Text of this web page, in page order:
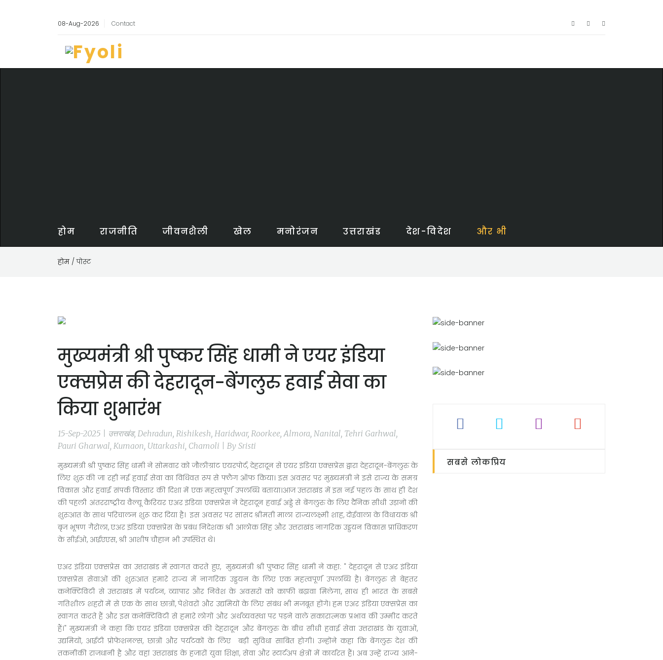
08-Aug-2026 Contact
होम राजनीति जीवनशैली खेल मनोरंजन उत्तराखंड देश-विदेश और भी
होम / पोस्ट
मुख्यमंत्री श्री पुष्कर सिंह धामी ने एयर इंडिया
एक्सप्रेस की देहरादून-बेंगलुरु हवाई सेवा का
किया शुभारंभ
15-Sep-2025 | उत्तराखंड, Dehradun, Rishikesh, Haridwar, Roorkee, Almora, Nanital, Tehri Garhwal,
Pauri Gharwal, Kumaon, Uttarkashi, Chamoli | By Sristi
मुख्यमंत्री श्री पुष्कर सिंह धामी ने सोमवार को जौलीग्रांट एयरपोर्ट, देहरादून से एयर इंडिया एक्सप्रेस द्वारा देहरादून-बेंगलुरु के
लिए शुरू की जा रही नई हवाई सेवा का विधिवत रूप से फ्लैग ऑफ किया। इस अवसर पर मुख्यमंत्री ने इसे राज्य के समग्र
विकास और हवाई संपर्क विस्तार की दिशा में एक महत्वपूर्ण उपलब्धि बताया।आज उत्तराखंड में इस नई पहल के साथ ही देश
की पहली अंतरराष्ट्रीय वैल्यू कैरियर एअर इंडिया एक्सप्रेस ने देहरादून हवाई अड्डे से बेंगलुरु के लिए दैनिक सीधी उड़ानों की
शुरुआत के साथ परिचालन शुरू कर दिया है। इस अवसर पर सांसद श्रीमती माला राज्यलक्ष्मी शाह, दोईवाला के विधायक श्री
बृज भूषण गैरोला, एअर इंडिया एक्सप्रेस के प्रबंध निदेशक श्री आलोक सिंह और उत्तराखंड नागरिक उड्डयन विकास प्राधिकरण
के सीईओ, आईएएस, श्री आशीष चौहान भी उपस्थित थे।
एअर इंडिया एक्सप्रेस का उत्तराखंड में स्वागत करते हुए, मुख्यमंत्री श्री पुष्कर सिंह धामी ने कहा: " देहरादून से एअर इंडिया
एक्सप्रेस सेवाओं की शुरुआत हमारे राज्य में नागरिक उड्डयन के लिए एक महत्वपूर्ण उपलब्धि है। बेंगलुरु से बेहतर
कनेक्टिविटी से उत्तराखंड में पर्यटन, व्यापार और निवेश के अवसरों को काफी बढ़ावा मिलेगा, साथ ही भारत के सबसे
गतिशील शहरों में से एक के साथ छात्रों, पेशेवरों और उद्यमियों के लिए संबंध भी मजबूत होंगे। हम एअर इंडिया एक्सप्रेस का
स्वागत करते हैं और इस कनेक्टिविटी से हमारे लोगों और अर्थव्यवस्था पर पड़ने वाले सकारात्मक प्रभाव की उम्मीद करते
हैं।" मुख्यमंत्री ने कहा कि एयर इंडिया एक्सप्रेस की देहरादून और बेंगलुरु के बीच सीधी हवाई सेवा उत्तराखंड के युवाओं,
उद्यमियों, आईटी प्रोफेशनल्स, छात्रों और पर्यटकों के लिए बड़ी सुविधा साबित होगी। उन्होंने कहा कि बेंगलुरु देश की
तकनीकी राजधानी है और वहां उत्तराखंड के हजारों युवा शिक्षा, सेवा और स्टार्टअप क्षेत्रों में कार्यरत हैं। अब उन्हें राज्य आने-
सबसे लोकप्रिय